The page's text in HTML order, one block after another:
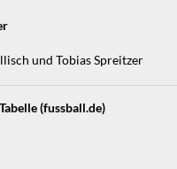
und Tobias Spreitzer
(fussball.de)